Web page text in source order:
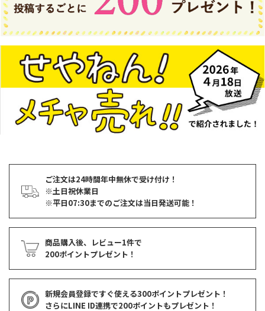
ご注文は24時間年中無休で受け付け！
※土日祝休業日
※平日07:30までのご注文は当日発送可能！
商品購入後、レビュー1件で
200ポイントプレゼント！
新規会員登録ですぐ使える300ポイントプレゼント！
さらにLINE ID連携で200ポイントもプレゼント！